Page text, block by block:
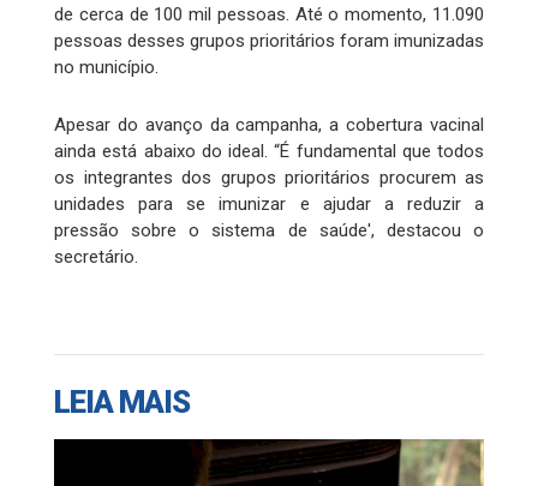
de cerca de 100 mil pessoas. Até o momento, 11.090
pessoas desses grupos prioritários foram imunizadas
no município.
Apesar do avanço da campanha, a cobertura vacinal
ainda está abaixo do ideal. “É fundamental que todos
os integrantes dos grupos prioritários procurem as
unidades para se imunizar e ajudar a reduzir a
pressão sobre o sistema de saúde', destacou o
secretário.
LEIA MAIS